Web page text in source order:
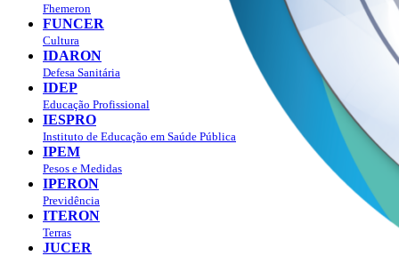
Fhemeron
FUNCER
Cultura
IDARON
Defesa Sanitária
IDEP
Educação Profissional
IESPRO
Instituto de Educação em Saúde Pública
IPEM
Pesos e Medidas
IPERON
Previdência
ITERON
Terras
JUCER